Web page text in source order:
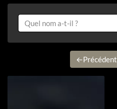
←Précédent